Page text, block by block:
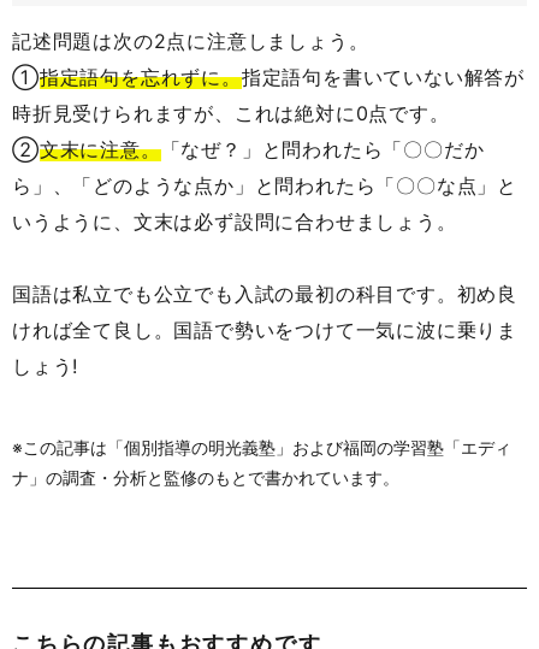
記述問題は次の2点に注意しましょう。
①指定語句を忘れずに。指定語句を書いていない解答が
時折見受けられますが、これは絶対に0点です。
②文末に注意。「なぜ？」と問われたら「〇〇だか
ら」、「どのような点か」と問われたら「〇〇な点」と
いうように、文末は必ず設問に合わせましょう。
国語は私立でも公立でも入試の最初の科目です。初め良
ければ全て良し。国語で勢いをつけて一気に波に乗りま
しょう!
※この記事は「個別指導の明光義塾」および福岡の学習塾「エディ
ナ」の調査・分析と監修のもとで書かれています。
こちらの記事もおすすめです